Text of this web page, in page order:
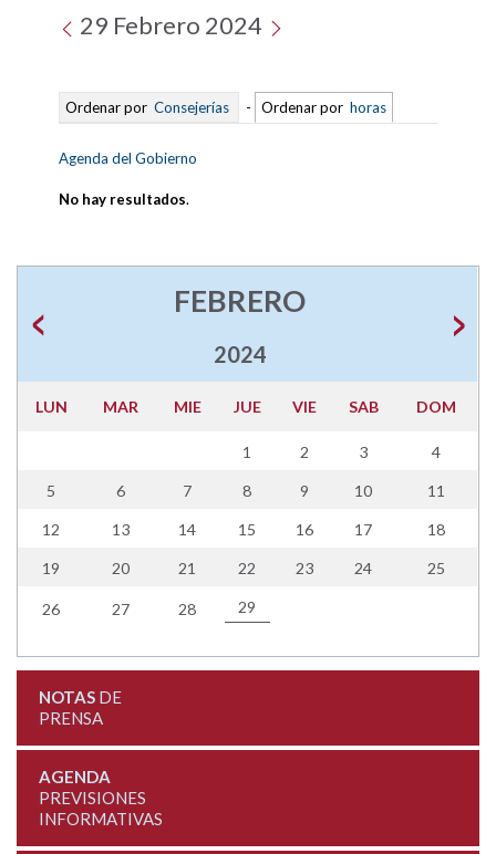
29 Febrero 2024
Ordenar por Consejerías - Ordenar por horas
Agenda del Gobierno
No hay resultados.
FEBRERO
2024
LUN MAR MIE JUE VIE SAB DOM
1 2 3 4
5 6 7 8 9 10 11
12 13 14 15 16 17 18
19 20 21 22 23 24 25
26 27 28 29
NOTASDE
PRENSA
AGENDA
PREVISIONES
INFORMATIVAS